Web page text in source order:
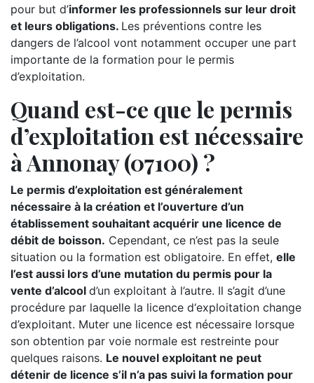
pour but d’informer les professionnels sur leur droit
et leurs obligations. Les préventions contre les
dangers de l’alcool vont notamment occuper une part
importante de la formation pour le permis
d’exploitation.
Quand est-ce que le permis
d’exploitation est nécessaire
à Annonay (07100) ?
Le permis d’exploitation est généralement
nécessaire à la création et l’ouverture d’un
établissement souhaitant acquérir une licence de
débit de boisson. Cependant, ce n’est pas la seule
situation ou la formation est obligatoire. En effet, elle
l’est aussi lors d’une mutation du permis pour la
vente d’alcool d’un exploitant à l’autre. Il s’agit d’une
procédure par laquelle la licence d‘exploitation change
d’exploitant. Muter une licence est nécessaire lorsque
son obtention par voie normale est restreinte pour
quelques raisons. Le nouvel exploitant ne peut
détenir de licence s’il n’a pas suivi la formation pour